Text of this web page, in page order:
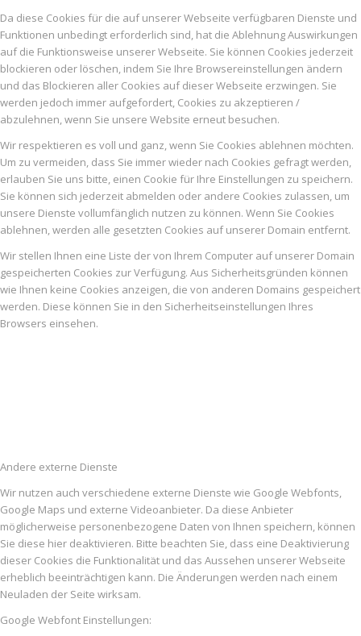
Da diese Cookies für die auf unserer Webseite verfügbaren Dienste und
Funktionen unbedingt erforderlich sind, hat die Ablehnung Auswirkungen
auf die Funktionsweise unserer Webseite. Sie können Cookies jederzeit
blockieren oder löschen, indem Sie Ihre Browsereinstellungen ändern
und das Blockieren aller Cookies auf dieser Webseite erzwingen. Sie
werden jedoch immer aufgefordert, Cookies zu akzeptieren /
abzulehnen, wenn Sie unsere Website erneut besuchen.
Wir respektieren es voll und ganz, wenn Sie Cookies ablehnen möchten.
Um zu vermeiden, dass Sie immer wieder nach Cookies gefragt werden,
erlauben Sie uns bitte, einen Cookie für Ihre Einstellungen zu speichern.
Sie können sich jederzeit abmelden oder andere Cookies zulassen, um
unsere Dienste vollumfänglich nutzen zu können. Wenn Sie Cookies
ablehnen, werden alle gesetzten Cookies auf unserer Domain entfernt.
Wir stellen Ihnen eine Liste der von Ihrem Computer auf unserer Domain
gespeicherten Cookies zur Verfügung. Aus Sicherheitsgründen können
wie Ihnen keine Cookies anzeigen, die von anderen Domains gespeichert
werden. Diese können Sie in den Sicherheitseinstellungen Ihres
Browsers einsehen.
Andere externe Dienste
Wir nutzen auch verschiedene externe Dienste wie Google Webfonts,
Google Maps und externe Videoanbieter. Da diese Anbieter
möglicherweise personenbezogene Daten von Ihnen speichern, können
Sie diese hier deaktivieren. Bitte beachten Sie, dass eine Deaktivierung
dieser Cookies die Funktionalität und das Aussehen unserer Webseite
erheblich beeinträchtigen kann. Die Änderungen werden nach einem
Neuladen der Seite wirksam.
Google Webfont Einstellungen: